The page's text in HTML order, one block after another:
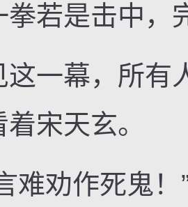
是击中，
幕，所有
宋天玄。
劝作死鬼！”